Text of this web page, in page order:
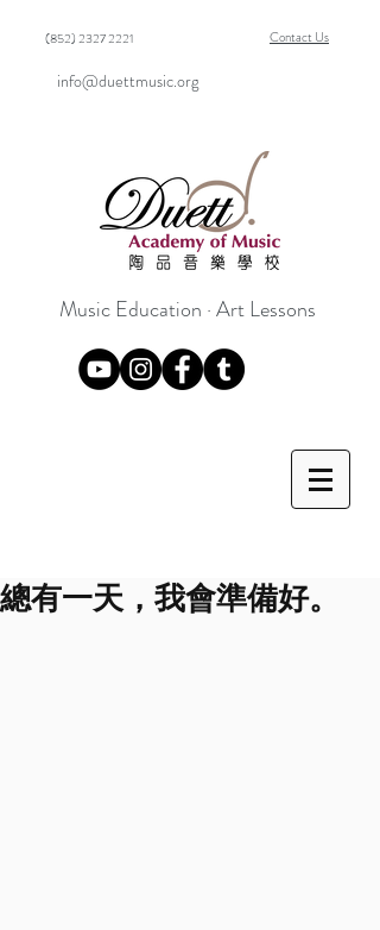
Contact Us
(852) 2327 2221
info@duettmusic.org
Music Education · Art Lessons
總有一天，我會準備好。